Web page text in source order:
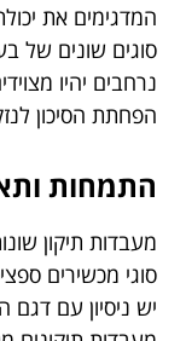
המדגימים את
סוגים שונים של
נרחבים יהיו
הפחתת הסיכון
התמחות
מעבדות תיקון
סוגי מכשירים
יש ניסיון עם